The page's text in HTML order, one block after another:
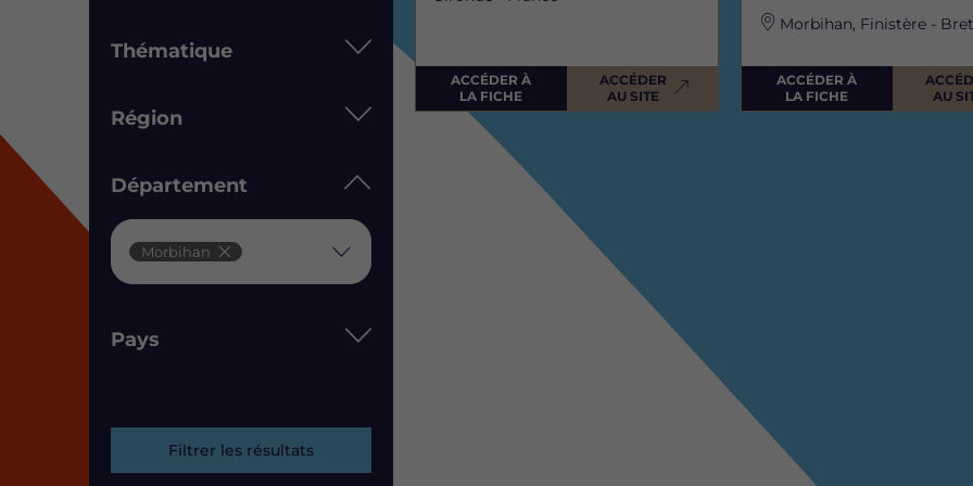
Thématique
Région
Département
Département
Morbihan
Pays
Filtrer les résultats
ACCÉDER À
LA FICHE
ACCÉDER
AU SITE
Morbihan, Finistère -
ACCÉDER À
LA FICHE
AU